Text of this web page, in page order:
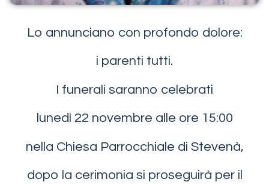
Lo annunciano con profondo dolore:
i parenti tutti.
I funerali saranno celebrati
lunedì 22 novembre alle ore 15:00
nella Chiesa Parrocchiale di Stevenà,
dopo la cerimonia si proseguirà per il